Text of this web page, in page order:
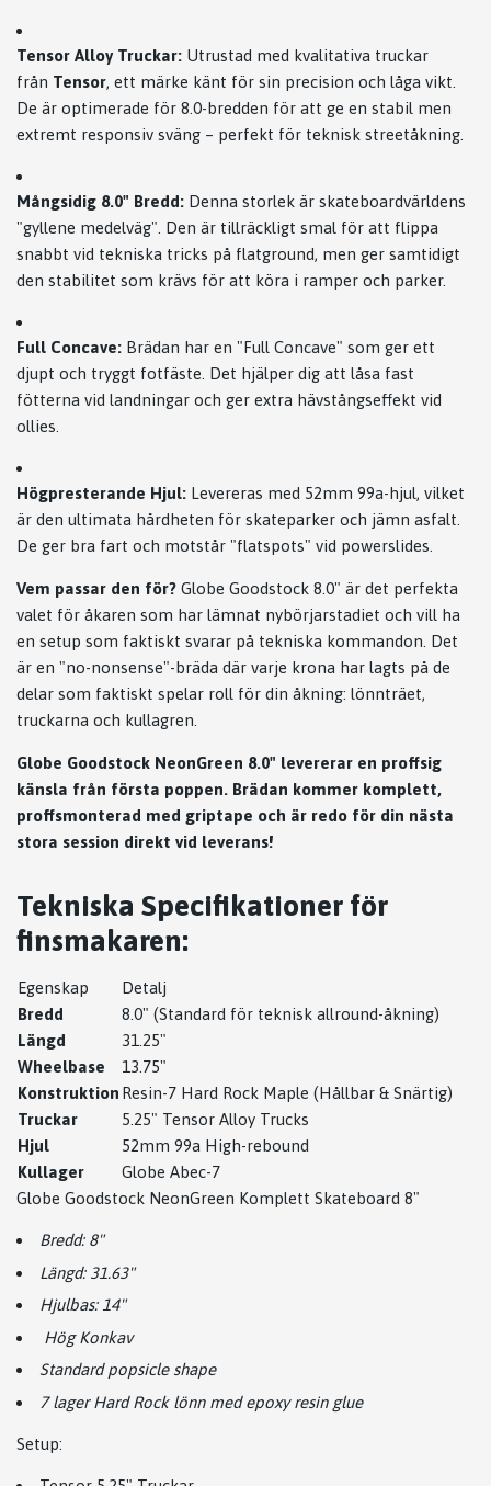
Tensor Alloy Truckar: Utrustad med kvalitativa truckar
från Tensor, ett märke känt för sin precision och låga vikt.
De är optimerade för 8.0-bredden för att ge en stabil men
extremt responsiv sväng – perfekt för teknisk streetåkning.
Mångsidig 8.0" Bredd: Denna storlek är skateboardvärldens
"gyllene medelväg". Den är tillräckligt smal för att flippa
snabbt vid tekniska tricks på flatground, men ger samtidigt
den stabilitet som krävs för att köra i ramper och parker.
Full Concave: Brädan har en "Full Concave" som ger ett
djupt och tryggt fotfäste. Det hjälper dig att låsa fast
fötterna vid landningar och ger extra hävstångseffekt vid
ollies.
Högpresterande Hjul: Levereras med 52mm 99a-hjul, vilket
är den ultimata hårdheten för skateparker och jämn asfalt.
De ger bra fart och motstår "flatspots" vid powerslides.
Vem passar den för? Globe Goodstock 8.0" är det perfekta
valet för åkaren som har lämnat nybörjarstadiet och vill ha
en setup som faktiskt svarar på tekniska kommandon. Det
är en "no-nonsense"-bräda där varje krona har lagts på de
delar som faktiskt spelar roll för din åkning: lönnträet,
truckarna och kullagren.
Globe Goodstock NeonGreen 8.0" levererar en proffsig
känsla från första poppen. Brädan kommer komplett,
proffsmonterad med griptape och är redo för din nästa
stora session direkt vid leverans!
Tekniska Specifikationer för
finsmakaren:
Egenskap
Detalj
Bredd
8.0" (Standard för teknisk allround-åkning)
Längd
31.25"
Wheelbase
13.75"
Konstruktion Resin-7 Hard Rock Maple (Hållbar & Snärtig)
Truckar
5.25" Tensor Alloy Trucks
Hjul
52mm 99a High-rebound
Kullager
Globe Abec-7
Globe Goodstock NeonGreen Komplett Skateboard 8"
Bredd: 8"
Längd: 31.63"
Hjulbas: 14"
Hög Konkav
Standard popsicle shape
7 lager Hard Rock lönn med epoxy resin glue
Setup: